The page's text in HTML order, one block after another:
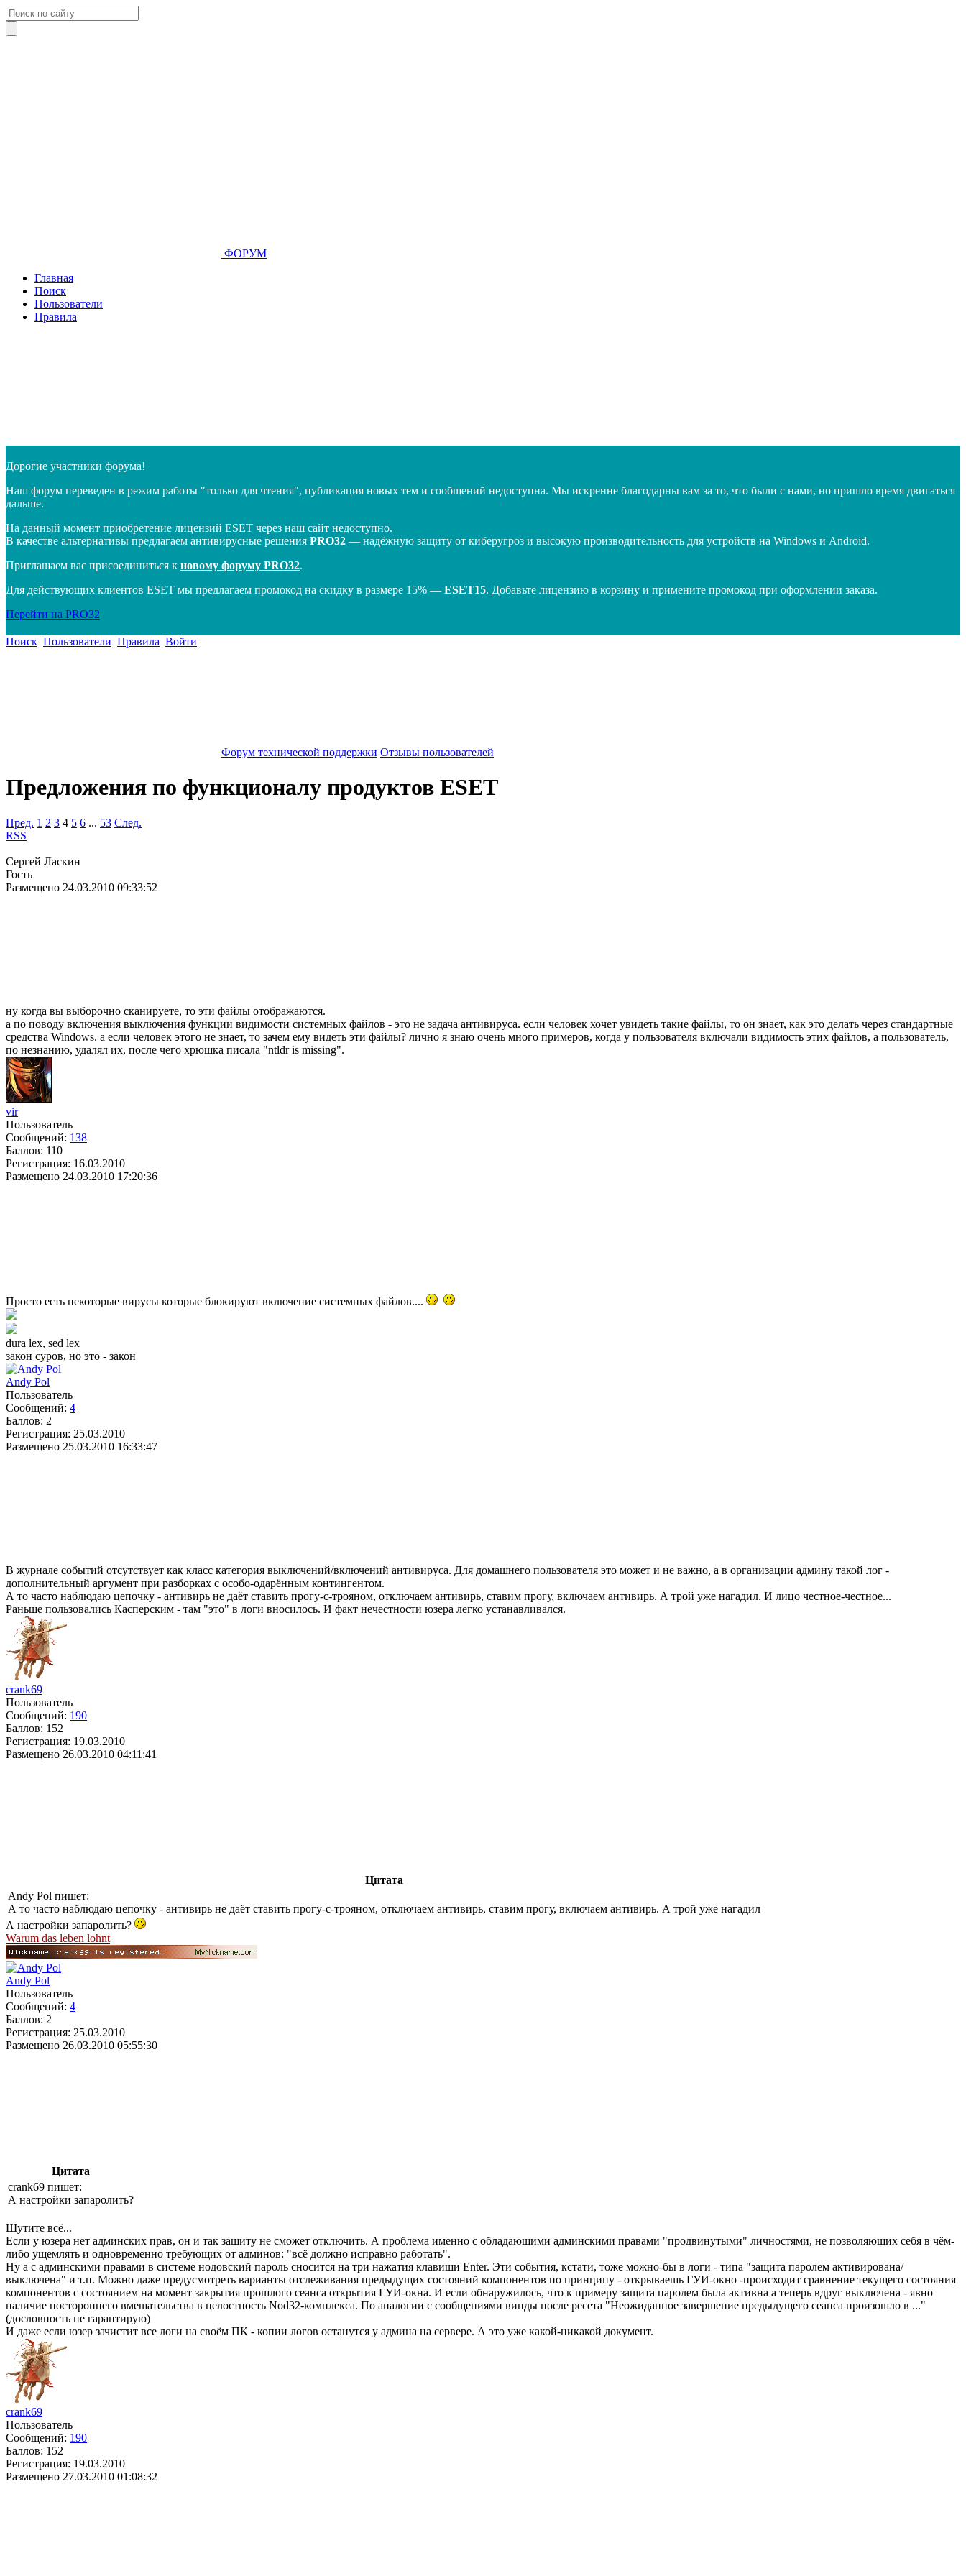
ФОРУМ
Главная
Поиск
Пользователи
Правила
Дорогие участники форума!
Наш форум переведен в режим работы "только для чтения", публикация новых тем и сообщений недоступна. Мы искренне благодарны вам за то, что были с нами, но пришло время двигаться
дальше.
На данный момент приобретение лицензий ESET через наш сайт недоступно.
В качестве альтернативы предлагаем антивирусные решения PRO32 — надёжную защиту от киберугроз и высокую производительность для устройств на Windows и Android.
Приглашаем вас присоединиться к новому форуму PRO32.
Для действующих клиентов ESET мы предлагаем промокод на скидку в размере 15% — ESET15. Добавьте лицензию в корзину и примените промокод при оформлении заказа.
Перейти на PRO32
Поиск Пользователи Правила Войти
Форум технической поддержки Отзывы пользователей
Предложения по функционалу продуктов ESET
Пред. 1 2 3 4 5 6 ... 53 След.
RSS
Сергей Ласкин
Гость
Размещено 24.03.2010 09:33:52
ну когда вы выборочно сканируете, то эти файлы отображаются.
а по поводу включения выключения функции видимости системных файлов - это не задача антивируса. если человек хочет увидеть такие файлы, то он знает, как это делать через стандартные
средства Windows. а если человек этого не знает, то зачем ему видеть эти файлы? лично я знаю очень много примеров, когда у пользователя включали видимость этих файлов, а пользователь,
по незнанию, удалял их, после чего хрюшка писала "ntldr is missing".
vir
Пользователь
Сообщений: 138
Баллов: 110
Регистрация: 16.03.2010
Размещено 24.03.2010 17:20:36
Просто есть некоторые вирусы которые блокируют включение системных файлов....
dura lex, sed lex
закон суров, но это - закон
Andy Pol
Пользователь
Сообщений: 4
Баллов: 2
Регистрация: 25.03.2010
Размещено 25.03.2010 16:33:47
В журнале событий отсутствует как класс категория выключений/включений антивируса. Для домашнего пользователя это может и не важно, а в организации админу такой лог -
дополнительный аргумент при разборках с особо-одарённым контингентом.
А то часто наблюдаю цепочку - антивирь не даёт ставить прогу-с-трояном, отключаем антивирь, ставим прогу, включаем антивирь. А трой уже нагадил. И лицо честное-честное...
Раньше пользовались Касперским - там "это" в логи вносилось. И факт нечестности юзера легко устанавливался.
crank69
Пользователь
Сообщений: 190
Баллов: 152
Регистрация: 19.03.2010
Размещено 26.03.2010 04:11:41
Цитата
Andy Pol пишет:
А то часто наблюдаю цепочку - антивирь не даёт ставить прогу-с-трояном, отключаем антивирь, ставим прогу, включаем антивирь. А трой уже нагадил
А настройки запаролить?
Warum das leben lohnt
Andy Pol
Пользователь
Сообщений: 4
Баллов: 2
Регистрация: 25.03.2010
Размещено 26.03.2010 05:55:30
Цитата
crank69 пишет:
А настройки запаролить?
Шутите всё...
Если у юзера нет админских прав, он и так защиту не сможет отключить. А проблема именно с обладающими админскими правами "продвинутыми" личностями, не позволяющих себя в чём-
либо ущемлять и одновременно требующих от админов: "всё должно исправно работать".
Ну а с админскими правами в системе нодовский пароль сносится на три нажатия клавиши Enter. Эти события, кстати, тоже можно-бы в логи - типа "защита паролем активирована/
выключена" и т.п. Можно даже предусмотреть варианты отслеживания предыдущих состояний компонентов по принципу - открываешь ГУИ-окно -происходит сравнение текущего состояния
компонентов с состоянием на момент закрытия прошлого сеанса открытия ГУИ-окна. И если обнаружилось, что к примеру защита паролем была активна а теперь вдруг выключена - явно
наличие постороннего вмешательства в целостность Nod32-комплекса. По аналогии с сообщениями винды после ресета "Неожиданное завершение предыдущего сеанса произошло в ..."
(дословность не гарантирую)
И даже если юзер зачистит все логи на своём ПК - копии логов останутся у админа на сервере. А это уже какой-никакой документ.
crank69
Пользователь
Сообщений: 190
Баллов: 152
Регистрация: 19.03.2010
Размещено 27.03.2010 01:08:32